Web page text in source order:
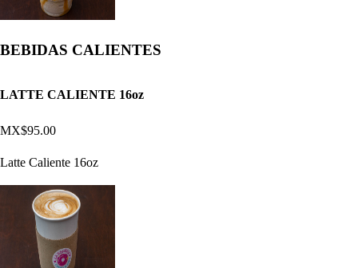
BEBIDAS CALIENTES
LATTE CALIENTE 16oz
MX$95.00
Latte Caliente 16oz